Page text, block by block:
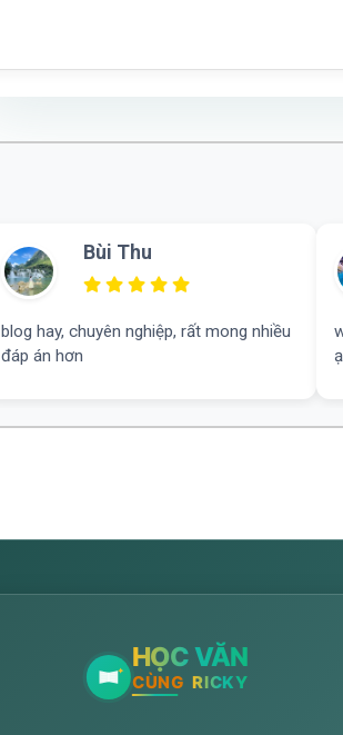
Bùi Thu
blog hay, chuyên nghiệp, rất mong nhiều
đáp án hơn
ạ